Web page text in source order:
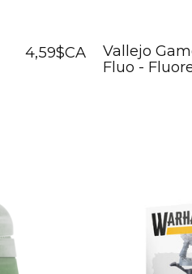
4,59$CA
Vallejo
Fluo -